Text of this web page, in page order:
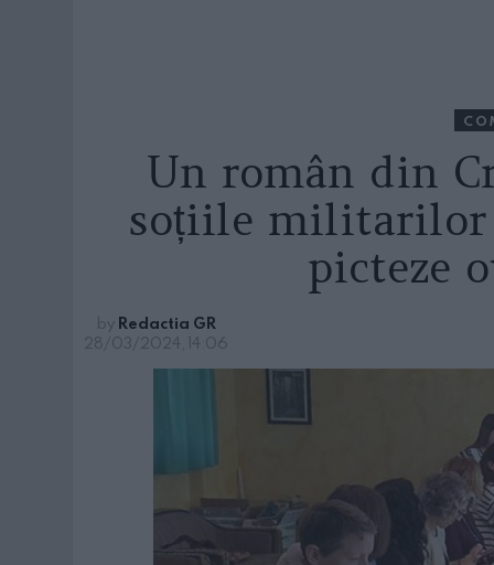
Un român din
soțiile militarilor
picteze
by Redactia GR
28/03/2024, 14:06